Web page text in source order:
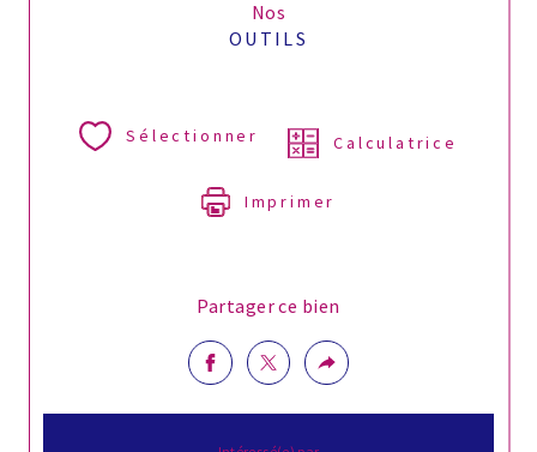
Nos
OUTILS
Sélectionner Calculatrice
Imprimer
Partager ce bien